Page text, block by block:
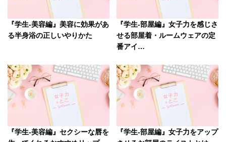
『学生-美容編』美容に効果があ
る半身浴の正しいやりかた
『学生-部屋編』女子力を感じさ
せる部屋着・ルームウェアの定
番アイ…
『学生-美容編』セクシーな唇を
『学生-部屋編』女子力をアップ